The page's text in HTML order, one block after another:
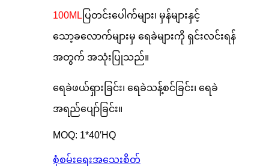
100ML ပြတင်းပေါက်များ၊ မှန်များနှင့်
သော့ခလောက်များမှ ရေခဲများကို ရှင်းလင်းရန်
အတွက် အသုံးပြုသည်။
ရေခဲဖယ်ရှားခြင်း၊ ရေခဲသန့်စင်ခြင်း၊ ရေခဲ
အရည်ပျော်ခြင်း။
MOQ: 1*40′HQ
စုံစမ်းရေးအသေးစိတ်